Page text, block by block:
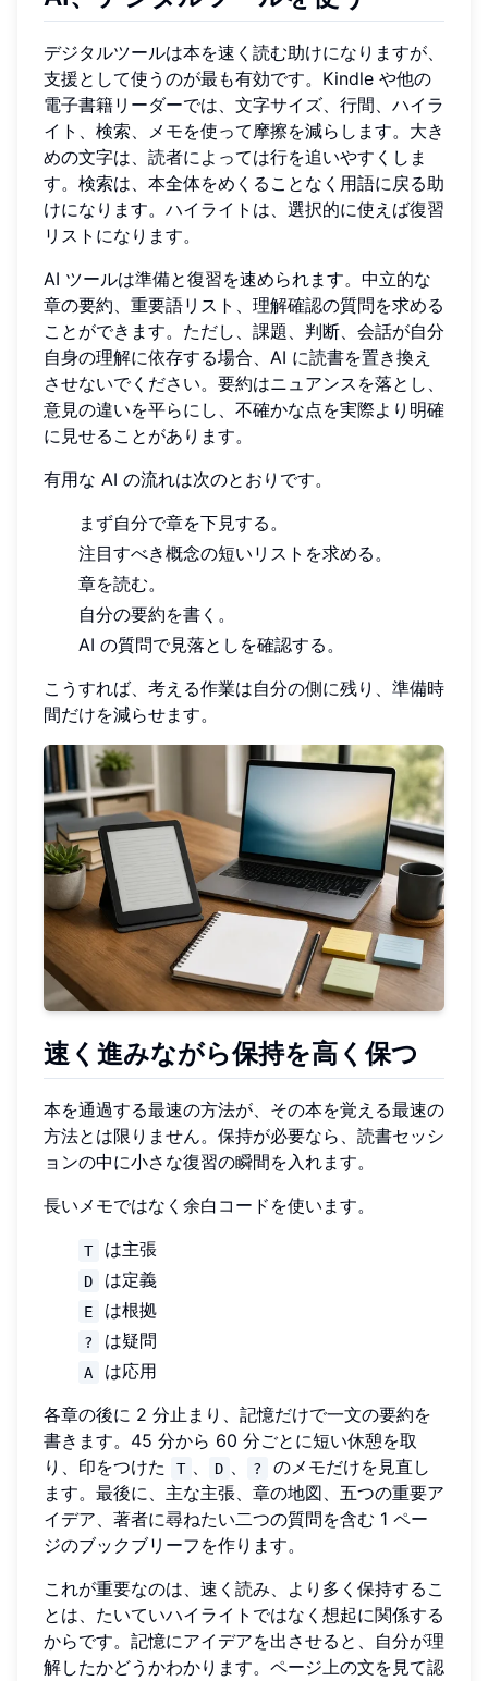
デジタルツールは本を速く読む助けになりますが、
支援として使うのが最も有効です。Kindle や他の
電子書籍リーダーでは、文字サイズ、行間、ハイラ
イト、検索、メモを使って摩擦を減らします。大き
めの文字は、読者によっては行を追いやすくしま
す。検索は、本全体をめくることなく用語に戻る助
けになります。ハイライトは、選択的に使えば復習
リストになります。
AI ツールは準備と復習を速められます。中立的な
章の要約、重要語リスト、理解確認の質問を求める
ことができます。ただし、課題、判断、会話が自分
自身の理解に依存する場合、AI に読書を置き換え
させないでください。要約はニュアンスを落とし、
意見の違いを平らにし、不確かな点を実際より明確
に見せることがあります。
有用な AI の流れは次のとおりです。
まず自分で章を下見する。
注目すべき概念の短いリストを求める。
章を読む。
自分の要約を書く。
AI の質問で見落としを確認する。
こうすれば、考える作業は自分の側に残り、準備時
間だけを減らせます。
速く進みながら保持を高く保つ
本を通過する最速の方法が、その本を覚える最速の
方法とは限りません。保持が必要なら、読書セッシ
ョンの中に小さな復習の瞬間を入れます。
長いメモではなく余白コードを使います。
T は主張
D は定義
E は根拠
? は疑問
A
は応用
各章の後に 2 分止まり、記憶だけで一文の要約を
書きます。45 分から 60 分ごとに短い休憩を取
り、印をつけた
T 、 D 、 ?
のメモだけを見直し
ます。最後に、主な主張、章の地図、五つの重要ア
イデア、著者に尋ねたい二つの質問を含む 1 ペー
ジのブックブリーフを作ります。
これが重要なのは、速く読み、より多く保持するこ
とは、たいていハイライトではなく想起に関係する
からです。記憶にアイデアを出させると、自分が理
解したかどうかわかります。ページ上の文を見て認